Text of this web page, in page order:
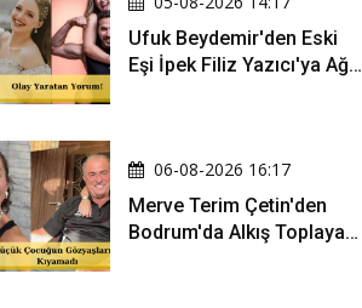
Ufuk Beydemir'den Eski
Eşi İpek Filiz Yazıcı'ya Ağır
06-08-2026 16:17
Merve Terim Çetin'den
Bodrum'da Alkış Toplayan